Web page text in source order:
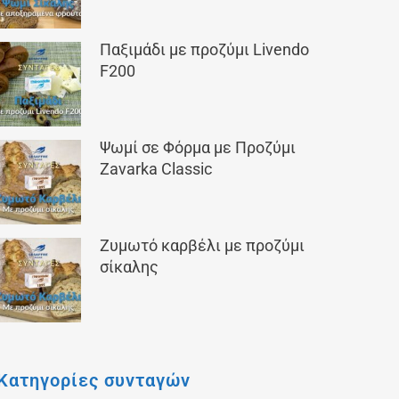
Παξιμάδι με προζύμι Livendo
F200
Ψωμί σε Φόρμα με Προζύμι
Zavarka Classic
Ζυμωτό καρβέλι με προζύμι
σίκαλης
συνταγών